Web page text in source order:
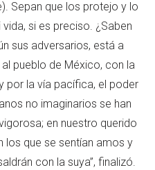
Sepan que los protejo y lo
si es preciso. ¿Saben
sus adversarios, está a
pueblo de México, con la
por la vía pacífica, el poder
no imaginarios se han
en nuestro querido
los que se sentían amos y
con la suya”, finalizó.